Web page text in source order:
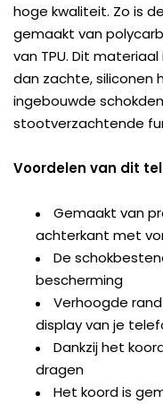
hoge kwaliteit. Zo is
gemaakt van
van TPU. Dit
dan zachte, siliconen
ingebouwde
stootverzachtende
Voordelen van dit
Gemaakt van
achterkant met
De
bescherming
Verhoogde
display van je
Dankzij het
dragen
Het koord is